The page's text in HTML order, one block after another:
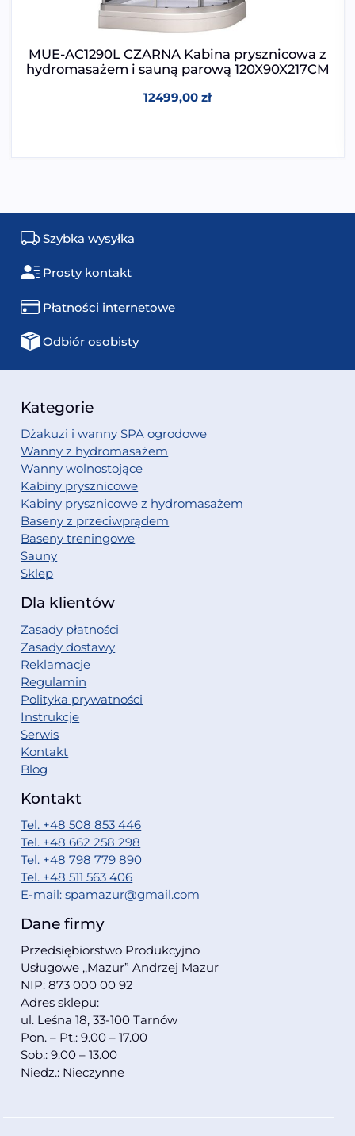
MUE-AC1290L CZARNA Kabina prysznicowa z
hydromasażem i sauną parową 120X90X217CM
12499,00zł
Szybka wysyłka
Prosty kontakt
Płatności internetowe
Odbiór osobisty
Kategorie
Dżakuzi i wanny SPA ogrodowe
Wanny z hydromasażem
Wanny wolnostojące
Kabiny prysznicowe
Kabiny prysznicowe z hydromasażem
Baseny z przeciwprądem
Baseny treningowe
Sauny
Sklep
Dla klientów
Zasady płatności
Zasady dostawy
Reklamacje
Regulamin
Polityka prywatności
Instrukcje
Serwis
Kontakt
Blog
Kontakt
Tel. +48 508 853 446
Tel. +48 662 258 298
Tel. +48 798 779 890
Tel. +48 511 563 406
E-mail: spamazur@gmail.com
Dane firmy
Przedsiębiorstwo Produkcyjno
Usługowe ,,Mazur” Andrzej Mazur
NIP: 873 000 00 92
Adres sklepu:
ul. Leśna 18, 33-100 Tarnów
Pon. – Pt.: 9.00 – 17.00
Sob.: 9.00 – 13.00
Niedz.: Nieczynne